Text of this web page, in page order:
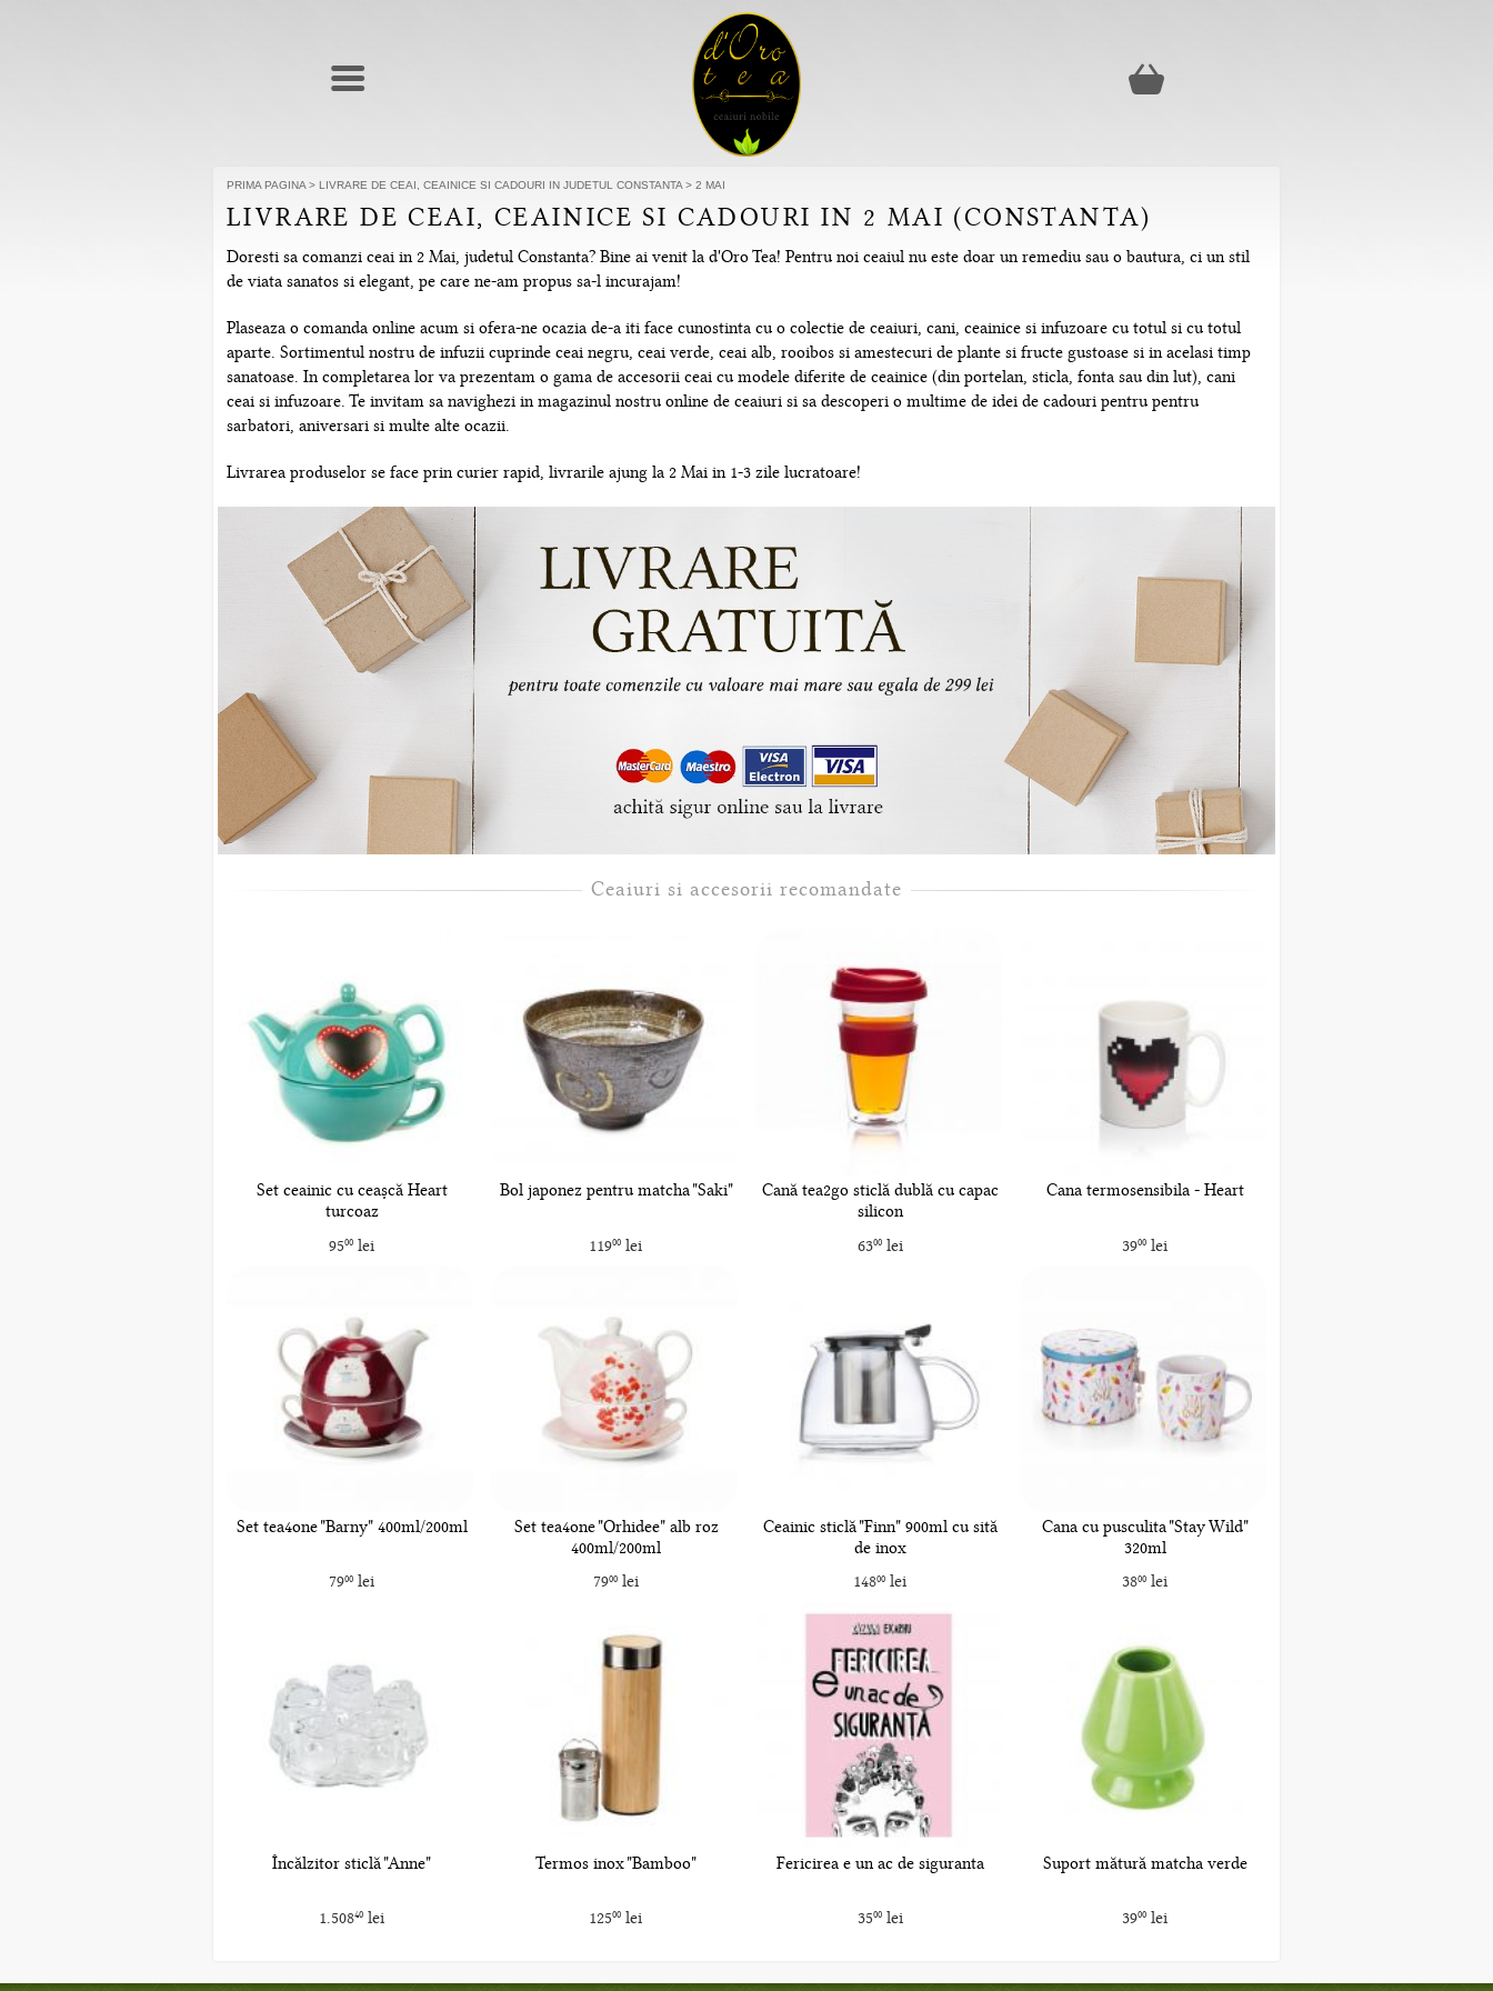
PRIMA PAGINA > LIVRARE DE CEAI, CEAINICE SI CADOURI IN JUDETUL CONSTANTA > 2 MAI
LIVRARE DE CEAI, CEAINICE SI CADOURI IN 2 MAI (CONSTANTA)
Doresti sa comanzi ceai in 2 Mai, judetul Constanta? Bine ai venit la d'Oro Tea! Pentru noi ceaiul nu este doar un remediu sau o bautura, ci un stil
de viata sanatos si elegant, pe care ne-am propus sa-l incurajam!
Plaseaza o comanda online acum si ofera-ne ocazia de-a iti face cunostinta cu o colectie de ceaiuri, cani, ceainice si infuzoare cu totul si cu totul
aparte. Sortimentul nostru de infuzii cuprinde ceai negru, ceai verde, ceai alb, rooibos si amestecuri de plante si fructe gustoase si in acelasi timp
sanatoase. In completarea lor va prezentam o gama de accesorii ceai cu modele diferite de ceainice (din portelan, sticla, fonta sau din lut), cani
ceai si infuzoare. Te invitam sa navighezi in magazinul nostru online de ceaiuri si sa descoperi o multime de idei de cadouri pentru pentru
sarbatori, aniversari si multe alte ocazii.
Livrarea produselor se face prin curier rapid, livrarile ajung la 2 Mai in 1-3 zile lucratoare!
Ceaiuri si accesorii recomandate
Set ceainic cu ceașcă Heart
turcoaz
9500lei
Bol japonez pentru matcha "Saki"
11900 lei
Cană tea2go sticlă dublă cu capac
silicon
6300lei
Cana termosensibila - Heart
3900lei
Set tea4one "Barny" 400ml/200ml
7900lei
Set tea4one "Orhidee" alb roz
400ml/200ml
7900lei
Ceainic sticlă "Finn" 900ml cu sită
de inox
14800 lei
Cana cu pusculita "Stay Wild"
320ml
3800lei
Încălzitor sticlă "Anne"
1.50840lei
Termos inox "Bamboo"
12500 lei
Fericirea e un ac de siguranta
3500lei
Suport mătură matcha verde
3900lei